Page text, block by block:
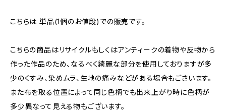
こちらは 単品(1個のお値段)での販売です。
こちらの商品はリサイクルもしくはアンティークの着物や反物から
作った作品のため、なるべく綺麗な部分を使用しておりますが多
少のくすみ、染めムラ、生地の痛みなどがある場合もごさいます。
また布を取る位置によって同じ色柄でも出来上がり時に色柄が
多少異なって見える物もございます。